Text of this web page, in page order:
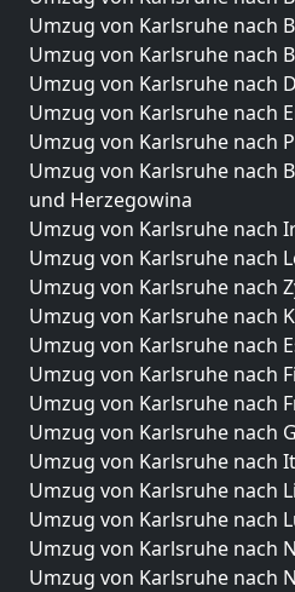
Umzug von Karlsruhe nach
Umzug von Karlsruhe nach
Umzug von Karlsruhe nach
Umzug von Karlsruhe nach
Umzug von Karlsruhe nach
Umzug von Karlsruhe nach
und Herzegowina
Umzug von Karlsruhe nach
Umzug von Karlsruhe nach
Umzug von Karlsruhe nach
Umzug von Karlsruhe nach
Umzug von Karlsruhe nach
Umzug von Karlsruhe nach
Umzug von Karlsruhe nach
Umzug von Karlsruhe nach
Umzug von Karlsruhe nach
Umzug von Karlsruhe nach
Umzug von Karlsruhe nach
Umzug von Karlsruhe nach
Umzug von Karlsruhe nach